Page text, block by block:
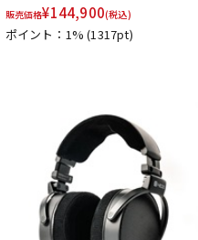
販売価格¥144,900(税込)
ポイント：1%(1317pt)